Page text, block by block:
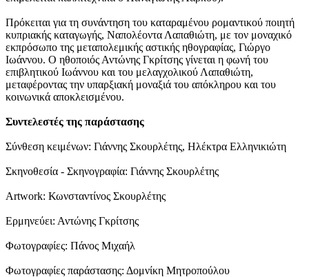
Πρόκειται για τη συνάντηση του καταραμένου ρομαντικού ποιητή
κυπριακής καταγωγής, Ναπολέοντα Λαπαθιώτη, με τον μοναχικό
εκπρόσωπο της μεταπολεμικής αστικής ηθογραφίας, Γιώργο
Ιωάννου. Ο ηθοποιός Αντώνης Γκρίτσης γίνεται η φωνή του
επιβλητικού Ιωάννου και του μελαγχολικού Λαπαθιώτη,
μεταφέροντας την υπαρξιακή μοναξιά του απόκληρου και του
κοινωνικά αποκλεισμένου.
Συντελεστές της παράστασης
Σύνθεση κειμένων: Γιάννης Σκουρλέτης, Ηλέκτρα Ελληνικιώτη
Σκηνοθεσία - Σκηνογραφία: Γιάννης Σκουρλέτης
Artwork: Κωνσταντίνος Σκουρλέτης
Ερμηνεύει: Αντώνης Γκρίτσης
Φωτογραφίες: Πάνος Μιχαήλ
Φωτογραφίες παράστασης: Δομνίκη Μητροπούλου